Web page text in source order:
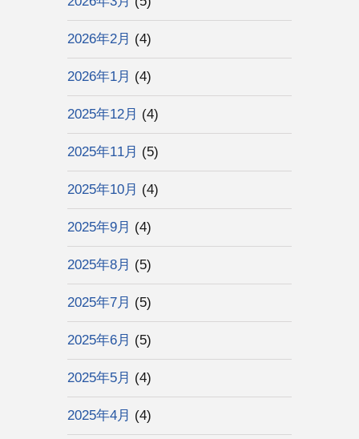
2026年2月 (4)
2026年1月 (4)
2025年12月 (4)
2025年11月 (5)
2025年10月 (4)
2025年9月 (4)
2025年8月 (5)
2025年7月 (5)
2025年6月 (5)
2025年5月 (4)
2025年4月 (4)